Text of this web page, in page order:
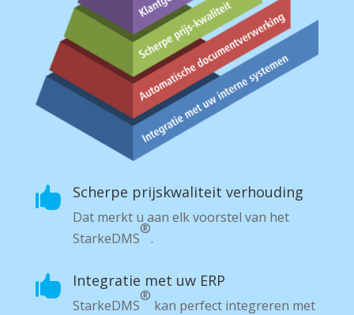
 Scherpe prijs­kwaliteit verhouding
Dat merkt u aan elk voorstel van het
Starke­DMS
®
.
 Integratie met uw ERP
Starke­DMS
®
kan perfect integreren met